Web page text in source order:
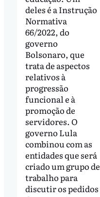
deles é a Instrução
Normativa
66/2022, do
governo
Bolsonaro, que
trata de aspectos
relativos à
progressão
funcional e à
promoção de
servidores. O
governo Lula
combinou com as
entidades que será
criado um grupo de
trabalho para
discutir os pedidos